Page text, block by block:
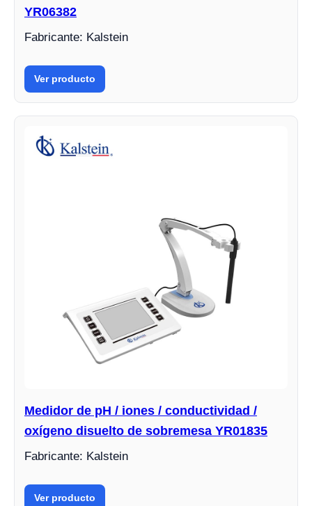
YR06382
Fabricante: Kalstein
Ver producto
Medidor de pH / iones / conductividad /
oxígeno disuelto de sobremesa YR01835
Fabricante: Kalstein
Ver producto